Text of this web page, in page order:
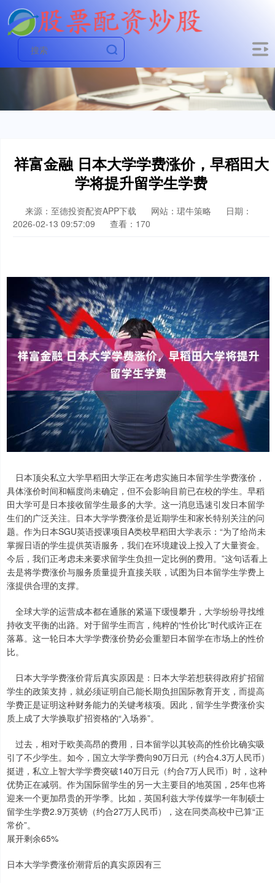
祥富金融 日本大学学费涨价，早稻田大
学将提升留学生学费
来源：至德投资配资APP下载 网站：珺牛策略
日期：
2026-02-13 09:57:09
查看：170
日本顶尖私立大学早稻田大学正在考虑实施日本留学生学费涨价，
具体涨价时间和幅度尚未确定，但不会影响目前已在校的学生。早稻
田大学可是日本接收留学生最多的大学。这一消息迅速引发日本留学
生们的广泛关注。日本大学学费涨价是近期学生和家长特别关注的问
题。作为日本SGU英语授课项目A类校早稻田大学表示：“为了给尚未
掌握日语的学生提供英语服务，我们在环境建设上投入了大量资金。
今后，我们正考虑未来要求留学生负担一定比例的费用。”这句话看上
去是将学费涨价与服务质量提升直接关联，试图为日本留学生学费上
涨提供合理的支撑。
全球大学的运营成本都在通胀的紧逼下缓慢攀升，大学纷纷寻找维
持收支平衡的出路。对于留学生而言，纯粹的“性价比”时代或许正在
落幕。这一轮日本大学学费涨价势必会重塑日本留学在市场上的性价
比。
日本大学学费涨价背后真实原因是：日本大学若想获得政府扩招留
学生的政策支持，就必须证明自己能长期负担国际教育开支，而提高
学费正是证明这种财务能力的关键考核项。因此，留学生学费涨价实
质上成了大学换取扩招资格的“入场券”。
过去，相对于欧美高昂的费用，日本留学以其较高的性价比确实吸
引了不少学生。如今，国立大学学费向90万日元（约合4.3万人民币）
挺进，私立上智大学学费突破140万日元（约合7万人民币）时，这种
优势正在减弱。作为国际留学生的另一大主要目的地英国，25年也将
迎来一个更加昂贵的开学季。比如，英国利兹大学传媒学一年制硕士
留学生学费2.9万英镑（约合27万人民币），这在同类高校中已算“正
常价”。
展开剩余65%
日本大学学费涨价潮背后的真实原因有三